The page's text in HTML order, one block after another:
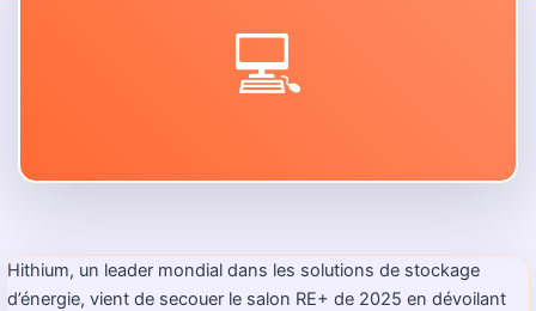
💻
Hithium, un leader mondial dans les solutions de stockage
d’énergie, vient de secouer le salon RE+ de 2025 en dévoilant